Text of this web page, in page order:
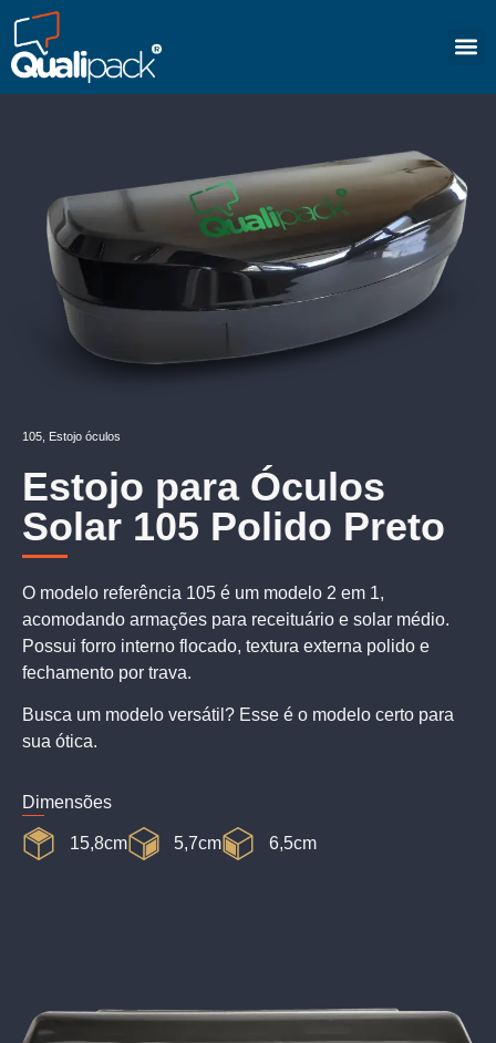
105 Estojo óculos
Estojo para Óculos
Solar 105 Polido Preto
O modelo referência 105 é um modelo 2 em 1,
acomodando armações para receituário e solar médio.
Possui forro interno flocado, textura externa polido e
fechamento por trava.
Busca um modelo versátil? Esse é o modelo certo para
sua ótica.
Dimensões
15,8cm 5,7cm 6,5cm